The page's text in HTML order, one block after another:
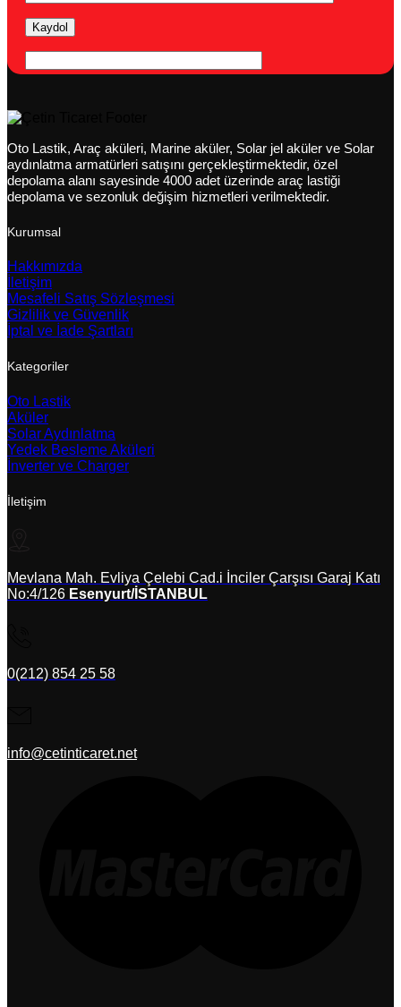
Oto Lastik, Araç aküleri, Marine aküler, Solar jel aküler ve Solar
aydınlatma armatürleri satışını gerçekleştirmektedir, özel
depolama alanı sayesinde 4000 adet üzerinde araç lastiği
depolama ve sezonluk değişim hizmetleri verilmektedir.
Kurumsal
Hakkımızda
İletişim
Mesafeli Satış Sözleşmesi
Gizlilik ve Güvenlik
İptal ve İade Şartları
Kategoriler
Oto Lastik
Aküler
Solar Aydınlatma
Yedek Besleme Aküleri
İnverter ve Charger
İletişim
Mevlana Mah. Evliya Çelebi Cad.i İnciler Çarşısı Garaj Katı
No:4/126 Esenyurt/İSTANBUL
0(212) 854 25 58
info@cetinticaret.net